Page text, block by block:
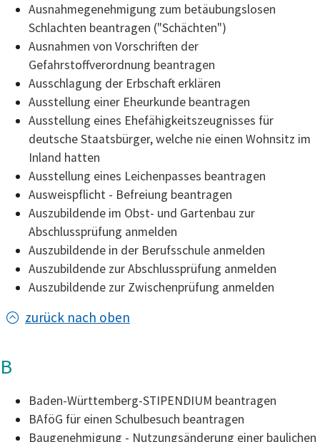
Ausnahmegenehmigung zum betäubungslosen
Schlachten beantragen ("Schächten")
Ausnahmen von Vorschriften der
Gefahrstoffverordnung beantragen
Ausschlagung der Erbschaft erklären
Ausstellung einer Eheurkunde beantragen
Ausstellung eines Ehefähigkeitszeugnisses für
deutsche Staatsbürger, welche nie einen Wohnsitz im
Inland hatten
Ausstellung eines Leichenpasses beantragen
Ausweispflicht - Befreiung beantragen
Auszubildende im Obst- und Gartenbau zur
Abschlussprüfung anmelden
Auszubildende in der Berufsschule anmelden
Auszubildende zur Abschlussprüfung anmelden
Auszubildende zur Zwischenprüfung anmelden
zurück nach oben
B
Baden-Württemberg-STIPENDIUM beantragen
BAföG für einen Schulbesuch beantragen
Baugenehmigung - Nutzungsänderung einer baulichen